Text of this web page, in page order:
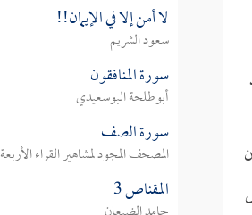
لا أمن إلا في الإيمان!!
سعود الشريم
سورة المنافقون
أبوطلحة البوسعيدي
سورة الصف
المصحف المجود لمشاهير القراء الأربعة
المقناص 3